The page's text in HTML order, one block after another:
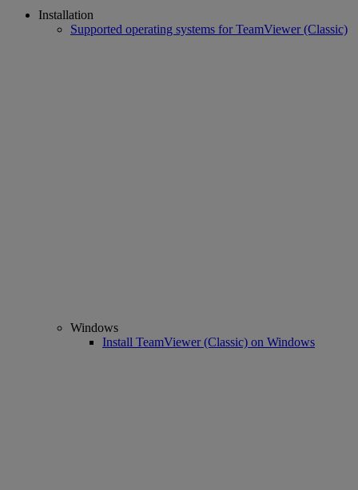
Installation
Supported operating systems for TeamViewer (Classic)
Windows
Install TeamViewer (Classic) on Windows